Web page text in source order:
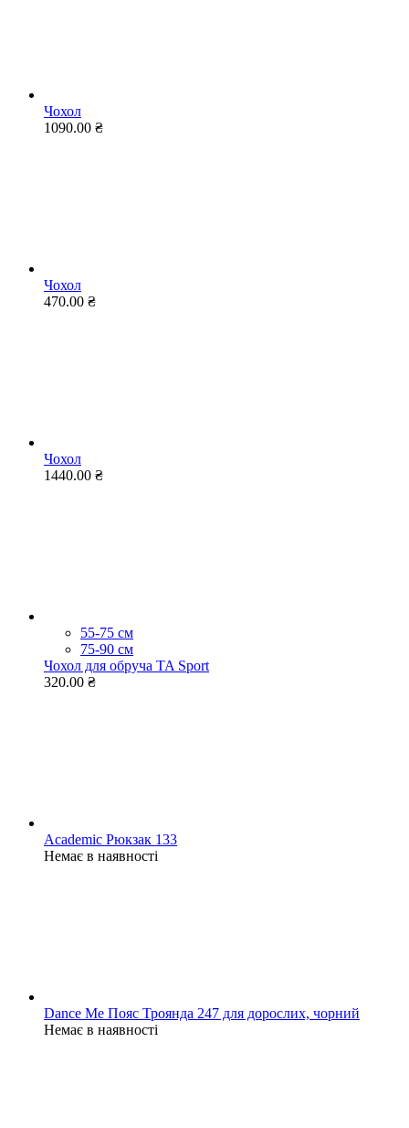
Чохол
1090.00 ₴
Чохол
470.00 ₴
Чохол
1440.00 ₴
55-75 см
75-90 см
Чохол для обруча TA Sport
320.00 ₴
Academic Рюкзак 133
Немає в наявності
Dance Me Пояс Троянда 247 для дорослих, чорний
Немає в наявності